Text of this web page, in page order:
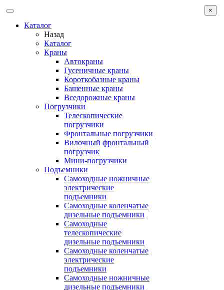
Каталог
Назад
Каталог
Краны
Автокраны
Гусеничные краны
Короткобазные краны
Башенные краны
Вcедорожные краны
Погрузчики
Телескопические
погрузчики
Фронтальные погрузчики
Вилочный фронтальный
погрузчик
Мини-погрузчики
Подъемники
Самоходные ножничные
электрические
подъемники
Самоходные коленчатые
дизельные подъемники
Самоходные
телескопические
дизельные подъемники
Самоходные коленчатые
электрические
подъемники
Самоходные ножничные
дизельные подъемники
×